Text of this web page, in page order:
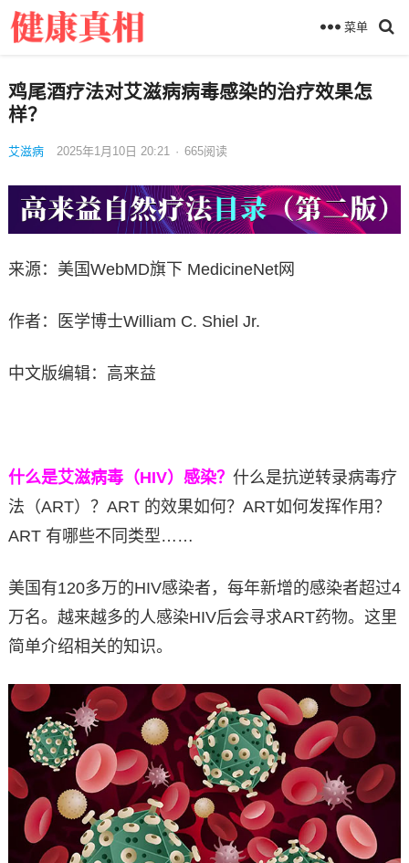
菜单
鸡尾酒疗法对艾滋病病毒感染的治疗效果怎
样？
艾滋病 2025年1月10日 20:21 · 665阅读
来源：美国WebMD旗下 MedicineNet网
作者：医学博士William C. Shiel Jr.
中文版编辑：高来益
什么是艾滋病毒（HIV）感染？ 什么是抗逆转录病毒疗
法（ART）？ART 的效果如何？ART如何发挥作用？
ART 有哪些不同类型……
美国有120多万的HIV感染者，每年新增的感染者超过4
万名。越来越多的人感染HIV后会寻求ART药物。这里
简单介绍相关的知识。